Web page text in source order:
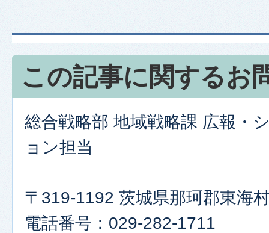
この記事に関するお
総合戦略部 地域戦略課 広報・
ョン担当
〒319-1192 茨城県那珂郡東海
電話番号：029-282-1711